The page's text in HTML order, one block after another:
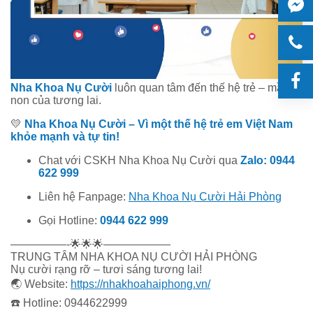
Nha Khoa Nụ Cười luôn quan tâm đến thế hệ trẻ – mầm
non của tương lai.
💛 Nha Khoa Nụ Cười – Vì một thế hệ trẻ em Việt Nam
khỏe mạnh và tự tin!
Chat với CSKH Nha Khoa Nụ Cười qua Zalo: 0944
622 999
Liên hệ Fanpage: Nha Khoa Nụ Cười Hải Phòng
Gọi Hotline: 0944 622 999
—————-🌟🌟🌟——————
TRUNG TÂM NHA KHOA NỤ CƯỜI HẢI PHÒNG
Nụ cười rạng rỡ – tươi sáng tương lai!
🌏 Website: https://nhakhoahaiphong.vn/
☎️ Hotline: 0944622999